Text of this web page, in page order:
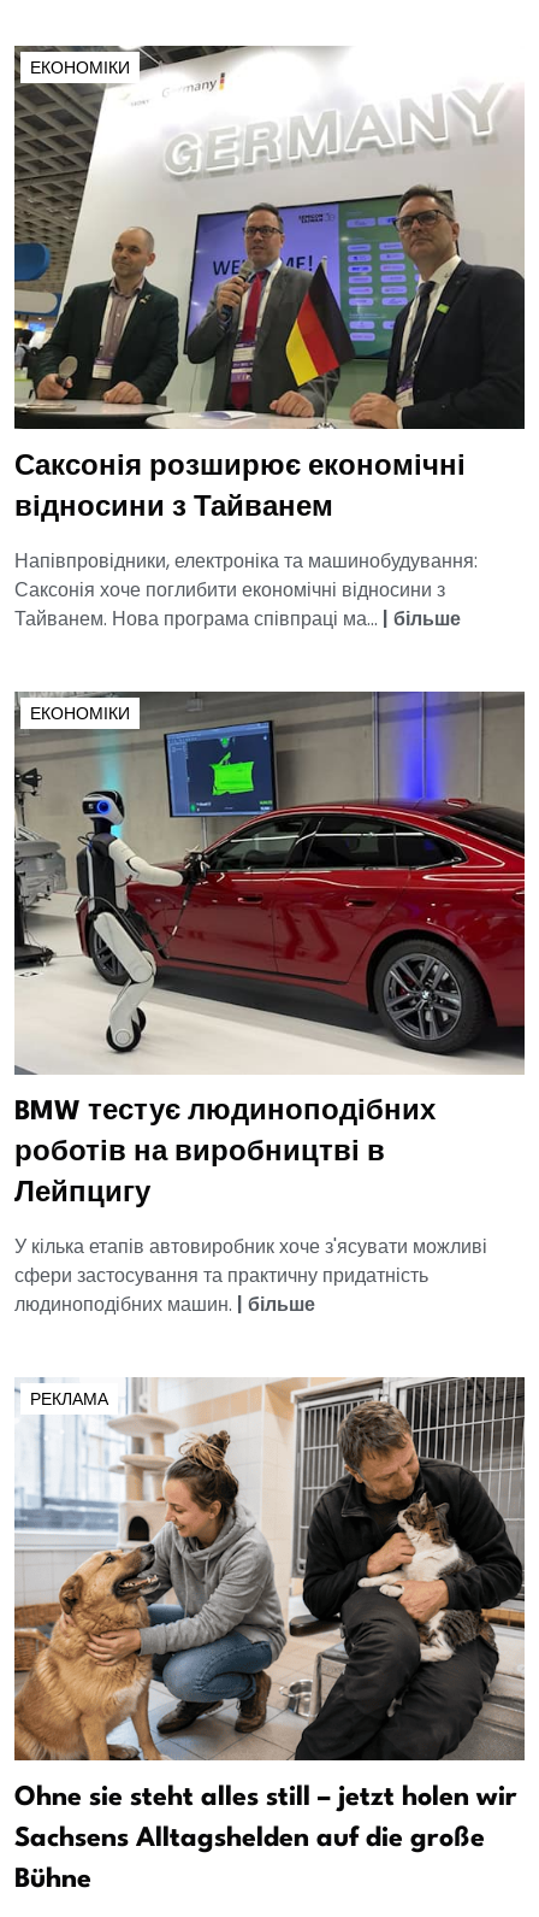
ЕКОНОМІКИ
Саксонія розширює економічні
відносини з Тайванем
Напівпровідники, електроніка та машинобудування:
Саксонія хоче поглибити економічні відносини з
Тайванем. Нова програма співпраці ма... | більше
ЕКОНОМІКИ
BMW тестує людиноподібних
роботів на виробництві в
Лейпцигу
У кілька етапів автовиробник хоче з'ясувати можливі
сфери застосування та практичну придатність
людиноподібних машин. | більше
РЕКЛАМА
Ohne sie steht alles still – jetzt holen wir
Sachsens Alltagshelden auf die große
Bühne